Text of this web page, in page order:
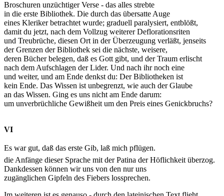
Broschuren unzüchtiger Verse - das alles strebte
in die erste Bibliothek. Die durch das übersatte Auge
eines Kleriker betrachtet wurde; graduell paralysiert, entblößt,
damit du jetzt, nach dem Vollzug weiterer Deflorationsriten
und Treubrüche, diesen Ort in der Überzeugung verläßt, jenseits
der Grenzen der Bibliothek sei die nächste, weisere,
deren Bücher belegen, daß es Gott gibt, und der Traum erlischt
nach dem Aufschlagen der Lider. Und nach ihr noch eine
und weiter, und am Ende denkst du: Der Bibliotheken ist
kein Ende. Das Wissen ist unbegrenzt, wie auch der Glaube
an das Wissen. Ging es uns nicht am Ende darum:
um unverbrüchliche Gewißheit um den Preis eines Genickbruchs?
VI
Es war gut, daß das erste Gib, laß mich pflügen.
die Anfänge dieser Sprache mit der Patina der Höflichkeit überzog.
Dankdessen können wir uns von den nur uns
zugänglichen Gipfeln des Fiebers lossprechen.